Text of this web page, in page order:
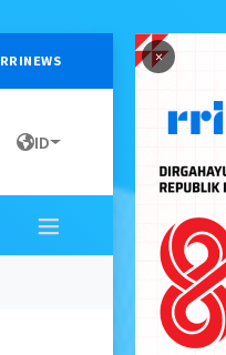
×
RRINEWS
ID